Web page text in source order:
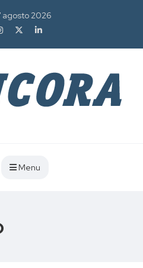
agosto 2026
Menu